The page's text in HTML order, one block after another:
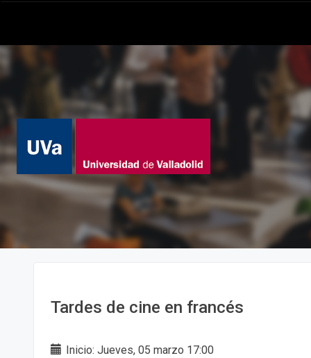
Tardes de cine en francés
Inicio: Jueves, 05 marzo 17:00